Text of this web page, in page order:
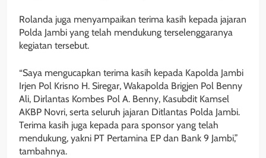
Rolanda juga menyampaikan terima kasih kepada jajaran
Polda Jambi yang telah mendukung terselenggaranya
kegiatan tersebut.
“Saya mengucapkan terima kasih kepada Kapolda Jambi
Irjen Pol Krisno H. Siregar, Wakapolda Brigjen Pol Benny
Ali, Dirlantas Kombes Pol A. Benny, Kasubdit Kamsel
AKBP Novri, serta seluruh jajaran Ditlantas Polda Jambi.
Terima kasih juga kepada para sponsor yang telah
mendukung, yakni PT Pertamina EP dan Bank 9 Jambi,”
tambahnya.